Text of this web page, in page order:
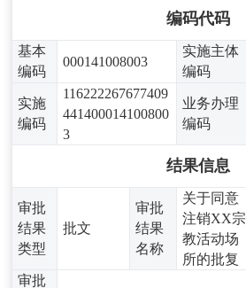
编码代码
基本
编码
000141008003
实施主体
编码
实施
编码
116222267677409
441400014100800
3
业务办理
编码
结果信息
审批
结果
类型
批文
审批
结果
名称
关于同意
注销XX宗
教活动场
所的批复
审批